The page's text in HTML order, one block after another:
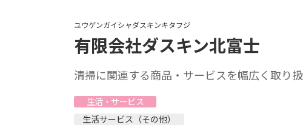
ユウゲンガイシャダスキンキタフジ
有限会社ダスキン北富士
清掃に関連する商品・サービスを幅広く取り
生活・サービス
生活サービス（その他）